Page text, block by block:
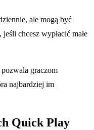
ale mogą być
chcesz wypłacić małe
graczom
najbardziej im
Quick Play